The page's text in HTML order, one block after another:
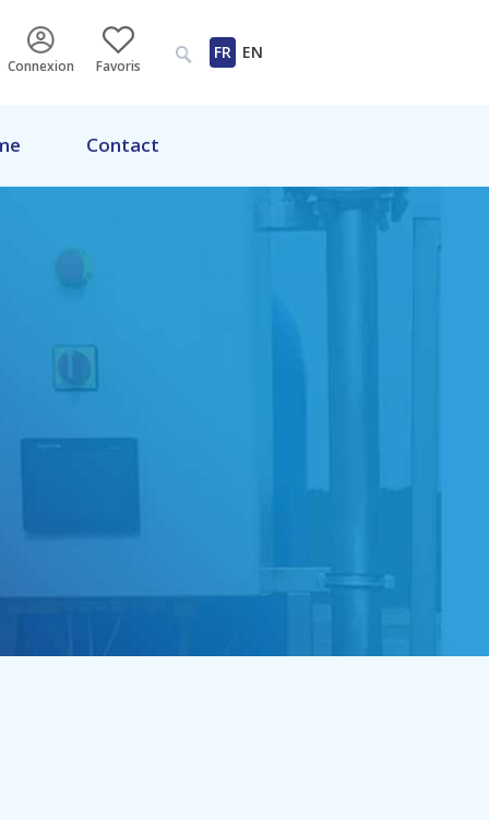
Connexion Favoris
FR EN
Contact